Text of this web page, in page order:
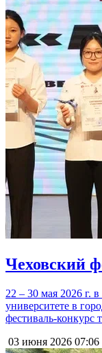
Чеховский
22 – 30 мая 2026 г.
университете в
фестиваль-конкурс
03 июня 2026 07:06